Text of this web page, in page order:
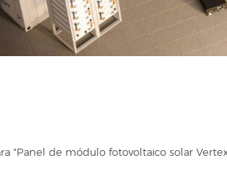
"Panel de módulo fotovoltaico solar